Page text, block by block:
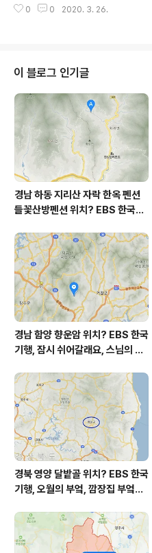
바람 / 비프리박 서울 강남 송파구 날씨, 서
어제에 이어 건조주의보 발효중이니까 실
상태는 어제와 비슷한데 미세먼지 수준만
posted by befreepark 2020 0326
유와 소통의 산들바람 / 비프리박 경기도
기도 의정부시 오늘의 날씨, 오늘의 날씨,
주의보 발효중, 2020 0326, 초미세먼지..
0 0 2020. 3. 26.
이 블로그 인기글
경남 하동 지리산 자락 한옥 펜션
들꽃산방펜션 위치? EBS 한국기
봄날, 하동 이태석 씨 하동군 화개
면 들꽃산방펜션 어디? / 경상남도
가볼 만한 곳, 화개장터
경남 함양 향운암 위치? EBS 한국
기행, 잠시 쉬어갈래요, 스님의 어
상남도 함양군 가볼 만한 곳, 용추
계곡 향운암 명천스님, 덕유산 황
석산 거망산 기백산
경북 영양 달밭골 위치? EBS 한국
기행, 오월의 부엌, 깜장집 부엌은
어디? / 경상북도 영양군 가볼 만
한 곳, 영양읍 상원리. KBS 인간극
장 임분노미 할머니